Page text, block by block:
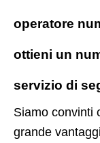
operatore
ottieni un
servizio di
Siamo convinti
grande